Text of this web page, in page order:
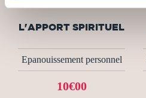
L'APPORT SPIRITUEL
Epanouissement personnel
10€00